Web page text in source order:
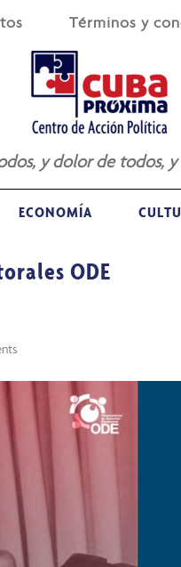
Términos y
y dolor de todos,
ECONOMÍA
ODE